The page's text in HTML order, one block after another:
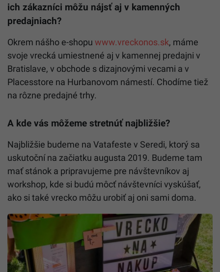
ich zákazníci môžu nájsť aj v kamenných
predajniach?
Okrem nášho e-shopu www.vreckonos.sk, máme
svoje vrecká umiestnené aj v kamennej predajni v
Bratislave, v obchode s dizajnovými vecami a v
Placesstore na Hurbanovom námestí. Chodíme tiež
na rôzne predajné trhy.
A kde vás môžeme stretnúť najbližšie?
Najbližšie budeme na Vatafeste v Seredi, ktorý sa
uskutoční na začiatku augusta 2019. Budeme tam
mať stánok a pripravujeme pre návštevníkov aj
workshop, kde si budú môcť návštevníci vyskúšať,
ako si také vrecko môžu urobiť aj oni sami doma.